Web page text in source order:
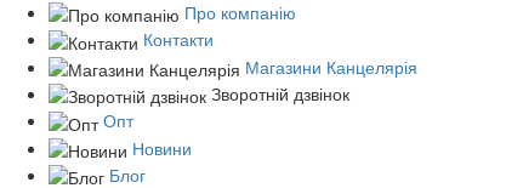
Про компанію
Контакти
Магазини Канцелярія
Зворотній дзвінок
Опт
Новини
Блог